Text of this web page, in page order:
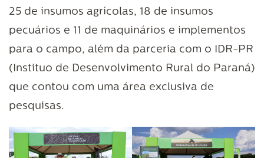
25 de insumos agrícolas, 18 de insumos
pecuários e 11 de maquinários e implementos
para o campo, além da parceria com o IDR-PR
(Instituo de Desenvolvimento Rural do Paraná)
que contou com uma área exclusiva de
pesquisas.